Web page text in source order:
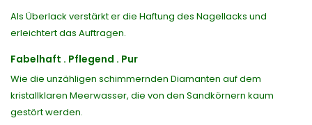
Als Überlack verstärkt er die Haftung des Nagellacks und
erleichtert das Auftragen.
Fabelhaft . Pflegend . Pur
Wie die unzähligen schimmernden Diamanten auf dem
kristallklaren Meerwasser, die von den Sandkörnern kaum
gestört werden.